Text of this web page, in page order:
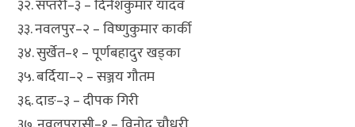
३२. सप्तरी–३ – दिनेशकुमार यादव
३३. नवलपुर–२ – विष्णुकुमार कार्की
३४. सुर्खेत–१ – पूर्णबहादुर खड्का
३५. बर्दिया–२ – सञ्जय गौतम
३६. दाङ–३ – दीपक गिरी